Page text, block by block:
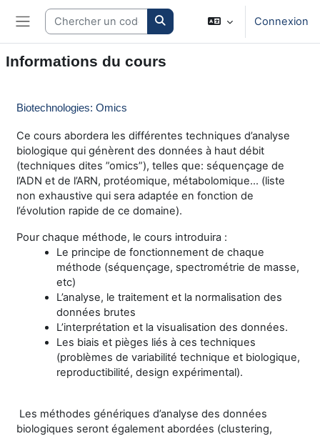
Passer au contenu principal
Panneau latéral
Search courses Connexion
Informations du cours
Biotechnologies: Omics
Ce cours abordera les différentes techniques d’analyse
biologique qui génèrent des données à haut débit
(techniques dites ”omics”), telles que: séquençage de
l’ADN et de l’ARN, protéomique, métabolomique... (liste
non exhaustive qui sera adaptée en fonction de
l’évolution rapide de ce domaine).
Pour chaque méthode, le cours introduira :
Le principe de fonctionnement de chaque
méthode (séquençage, spectrométrie de masse,
etc)
L’analyse, le traitement et la normalisation des
données brutes
L’interprétation et la visualisation des données.
Les biais et pièges liés à ces techniques
(problèmes de variabilité technique et biologique,
reproductibilité, design expérimental).
Les méthodes génériques d’analyse des données
biologiques seront également abordées (clustering,